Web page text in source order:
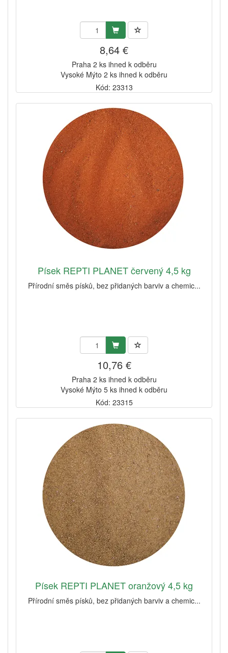
8,64 €
Praha 2 ks ihned k odběru
Vysoké Mýto 2 ks ihned k odběru
Kód: 23313
Písek REPTI PLANET červený 4,5 kg
Přírodní směs písků, bez přidaných barviv a chemic...
10,76 €
Praha 2 ks ihned k odběru
Vysoké Mýto 5 ks ihned k odběru
Kód: 23315
Písek REPTI PLANET oranžový 4,5 kg
Přírodní směs písků, bez přidaných barviv a chemic...